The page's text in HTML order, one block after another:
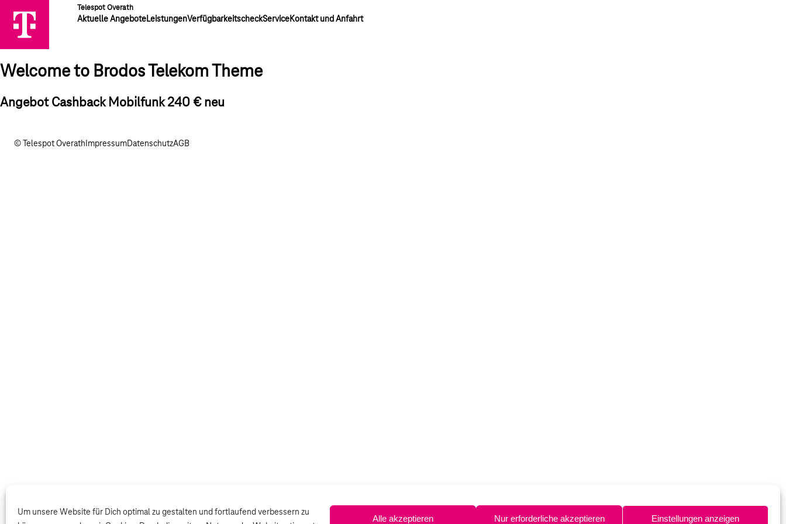
Um unsere Website für Dich optimal zu gestalten und fortlaufend verbessern zu
Alle akzeptieren Nur erforderliche akzeptieren Einstellungen anzeigen
Telespot Overath
Aktuelle AngeboteLeistungenVerfügbarkeitscheckServiceKontakt und Anfahrt
Welcome to Brodos Telekom Theme
Angebot Cashback Mobilfunk 240 € neu
© Telespot Overath ImpressumDatenschutzAGB